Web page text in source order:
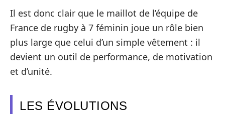
Il est donc clair que le maillot de l’équipe de
France de rugby à 7 féminin joue un rôle bien
plus large que celui d’un simple vêtement : il
devient un outil de performance, de motivation
et d’unité.
LES ÉVOLUTIONS